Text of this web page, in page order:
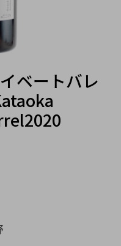
ベートバレ